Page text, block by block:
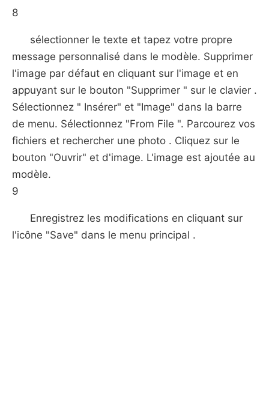
8
sélectionner le texte et tapez votre propre
message personnalisé dans le modèle. Supprimer
l'image par défaut en cliquant sur l'image et en
appuyant sur le bouton "Supprimer " sur le clavier .
Sélectionnez " Insérer" et "Image" dans la barre
de menu. Sélectionnez "From File ". Parcourez vos
fichiers et rechercher une photo . Cliquez sur le
bouton "Ouvrir" et d'image. L'image est ajoutée au
modèle.
9
Enregistrez les modifications en cliquant sur
l'icône "Save" dans le menu principal .